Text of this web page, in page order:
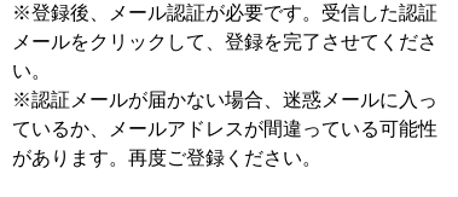
※登録後、メール認証が必要です。受信した認証
メールをクリックして、登録を完了させてくださ
い。
※認証メールが届かない場合、迷惑メールに入っ
ているか、メールアドレスが間違っている可能性
があります。再度ご登録ください。